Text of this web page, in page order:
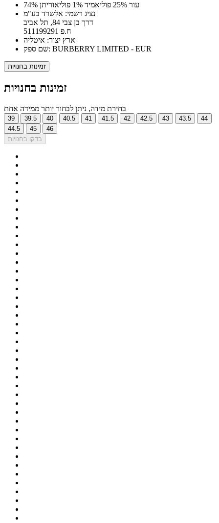
74% עור 25% פוליאמיד 1% פוליאוריתן
נציג רשמי: אלשרד בע"מ
דרך בן צבי 84, תל אביב
ח.פ 511199291
ארץ יצור: איטליה
שם ספק: BURBERRY LIMITED - EUR
זמינות בחנויות
זמינות בחנויות
בחירת מידה, ניתן לבחור יותר ממידה אחת
39 39.5 40 40.5 41 41.5 42 42.5 43 43.5
44
44.5
45
46
בדקו בחנויות